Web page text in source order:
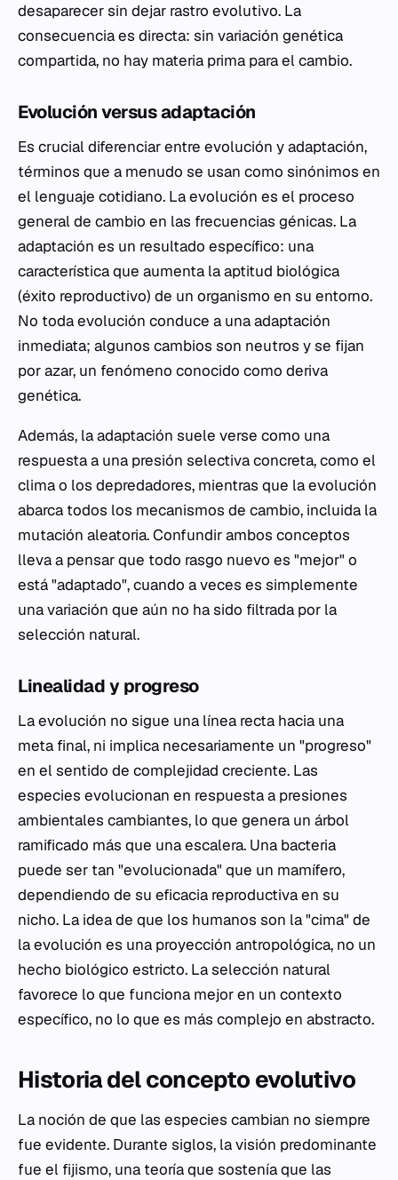
desaparecer sin dejar rastro evolutivo. La
consecuencia es directa: sin variación genética
compartida, no hay materia prima para el cambio.
Evolución versus adaptación
Es crucial diferenciar entre evolución y adaptación,
términos que a menudo se usan como sinónimos en
el lenguaje cotidiano. La evolución es el proceso
general de cambio en las frecuencias génicas. La
adaptación es un resultado específico: una
característica que aumenta la aptitud biológica
(éxito reproductivo) de un organismo en su entorno.
No toda evolución conduce a una adaptación
inmediata; algunos cambios son neutros y se fijan
por azar, un fenómeno conocido como deriva
genética.
Además, la adaptación suele verse como una
respuesta a una presión selectiva concreta, como el
clima o los depredadores, mientras que la evolución
abarca todos los mecanismos de cambio, incluida la
mutación aleatoria. Confundir ambos conceptos
lleva a pensar que todo rasgo nuevo es "mejor" o
está "adaptado", cuando a veces es simplemente
una variación que aún no ha sido filtrada por la
selección natural.
Linealidad y progreso
La evolución no sigue una línea recta hacia una
meta final, ni implica necesariamente un "progreso"
en el sentido de complejidad creciente. Las
especies evolucionan en respuesta a presiones
ambientales cambiantes, lo que genera un árbol
ramificado más que una escalera. Una bacteria
puede ser tan "evolucionada" que un mamífero,
dependiendo de su eficacia reproductiva en su
nicho. La idea de que los humanos son la "cima" de
la evolución es una proyección antropológica, no un
hecho biológico estricto. La selección natural
favorece lo que funciona mejor en un contexto
específico, no lo que es más complejo en abstracto.
Historia del concepto evolutivo
La noción de que las especies cambian no siempre
fue evidente. Durante siglos, la visión predominante
fue el fijismo, una teoría que sostenía que las